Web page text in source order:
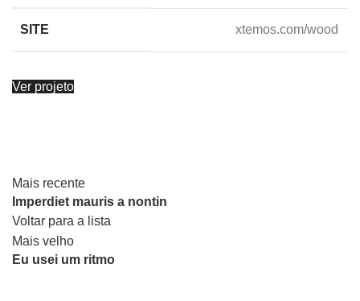
SITE xtemos.com/wood
Ver projeto
Mais recente
Imperdiet mauris a nontin
Voltar para a lista
Mais velho
Eu usei um ritmo